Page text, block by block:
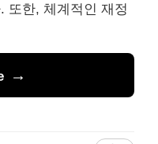
또한, 체계적인 재정